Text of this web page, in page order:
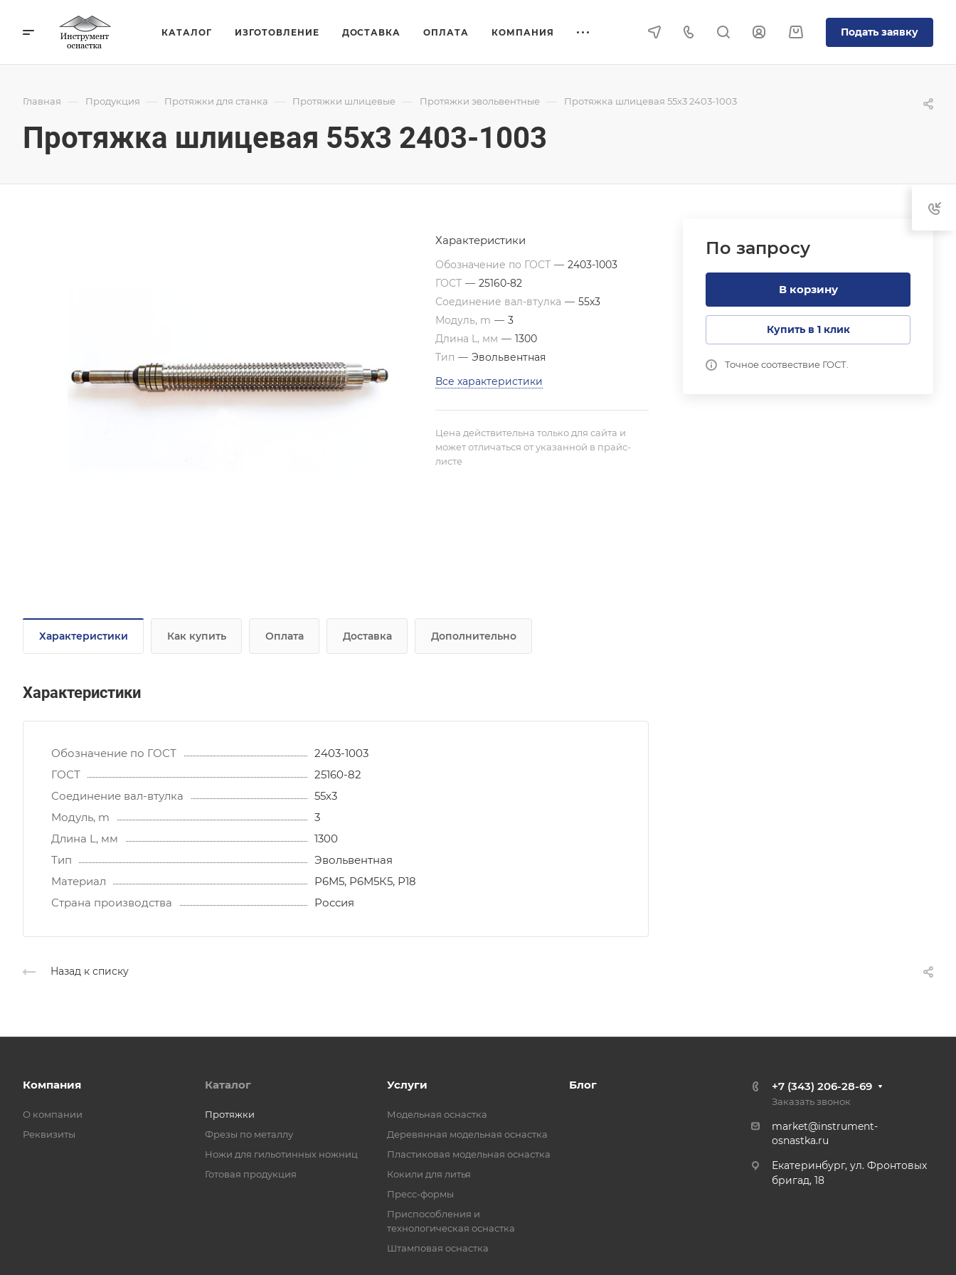
КАТАЛОГ ИЗГОТОВЛЕНИЕ ДОСТАВКА ОПЛАТА КОМПАНИЯ Подать заявку
Главная — Продукция — Протяжки для станка — Протяжки шлицевые — Протяжки эвольвентные — Протяжка шлицевая 55x3 2403-1003
Протяжка шлицевая 55x3 2403-1003
По запросу
В корзину
Купить в 1 клик
Точное соотвествие ГОСТ.
Характеристики
Обозначение по ГОСТ — 2403-1003
ГОСТ — 25160-82
Соединение вал-втулка — 55х3
Модуль, m — 3
Длина L, мм — 1300
Тип — Эвольвентная
Все характеристики
Цена действительна только для сайта и
может отличаться от указанной в прайс-
листе
Характеристики Как купить Оплата Доставка Дополнительно
Характеристики
Обозначение по ГОСТ
2403-1003
ГОСТ
25160-82
Соединение вал-втулка
55х3
Модуль, m
3
Длина L, мм
1300
Тип
Эвольвентная
Материал
Р6М5, Р6М5К5, Р18
Страна производства
Россия
Назад к списку
Компания
О компании
Реквизиты
Каталог
Протяжки
Фрезы по металлу
Ножи для гильотинных ножниц
Готовая продукция
Услуги
Модельная оснастка
Деревянная модельная оснастка
Пластиковая модельная оснастка
Кокили для литья
Пресс-формы
Приспособления и
технологическая оснастка
Штамповая оснастка
Блог +7 (343) 206-28-69
Заказать звонок
market@instrument-
osnastka.ru
Екатеринбург, ул. Фронтовых
бригад, 18